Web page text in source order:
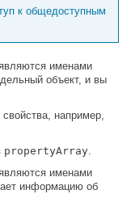
к общедоступным
именами
объект, и вы
например,
propertyArray.
именами
информацию об